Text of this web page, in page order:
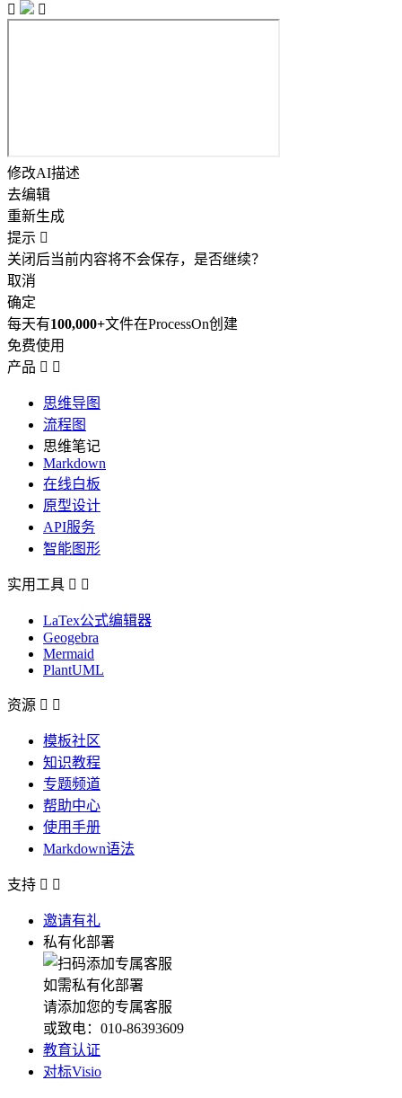
 
修改AI描述
去编辑
重新生成
提示 
关闭后当前内容将不会保存，是否继续？
取消
确定
每天有100,000+文件在ProcessOn创建
免费使用
产品  
思维导图
流程图
思维笔记
Markdown
在线白板
原型设计
API服务
智能图形
实用工具  
LaTex公式编辑器
Geogebra
Mermaid
PlantUML
资源  
模板社区
知识教程
专题频道
帮助中心
使用手册
Markdown语法
支持  
邀请有礼
私有化部署
如需私有化部署
请添加您的专属客服
或致电：010-86393609
教育认证
对标Visio